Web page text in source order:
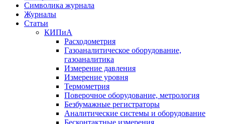
Символика журнала
Журналы
Статьи
КИПиА
Расходометрия
Газоаналитическое оборудование,
газоаналитика
Измерение давления
Измерение уровня
Термометрия
Поверочное оборудование, метрология
Безбумажные регистраторы
Аналитические системы и оборудование